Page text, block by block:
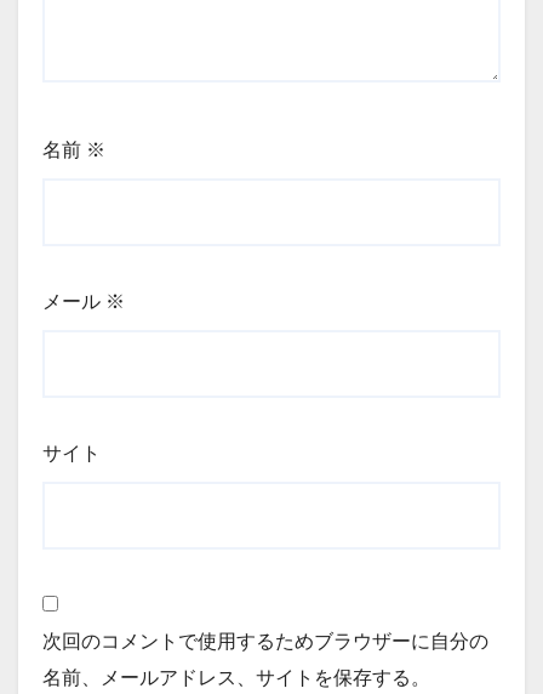
名前 ※
メール ※
サイト
次回のコメントで使用するためブラウザーに自分の
名前、メールアドレス、サイトを保存する。